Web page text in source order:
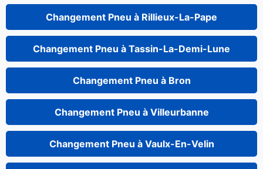
Changement Pneu à Rillieux-La-Pape
Changement Pneu à Tassin-La-Demi-Lune
Changement Pneu à Bron
Changement Pneu à Villeurbanne
Changement Pneu à Vaulx-En-Velin